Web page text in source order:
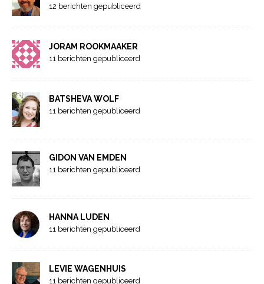
12 berichten gepubliceerd
JORAM ROOKMAAKER
11 berichten gepubliceerd
BATSHEVA WOLF
11 berichten gepubliceerd
GIDON VAN EMDEN
11 berichten gepubliceerd
HANNA LUDEN
11 berichten gepubliceerd
LEVIE WAGENHUIS
11 berichten gepubliceerd